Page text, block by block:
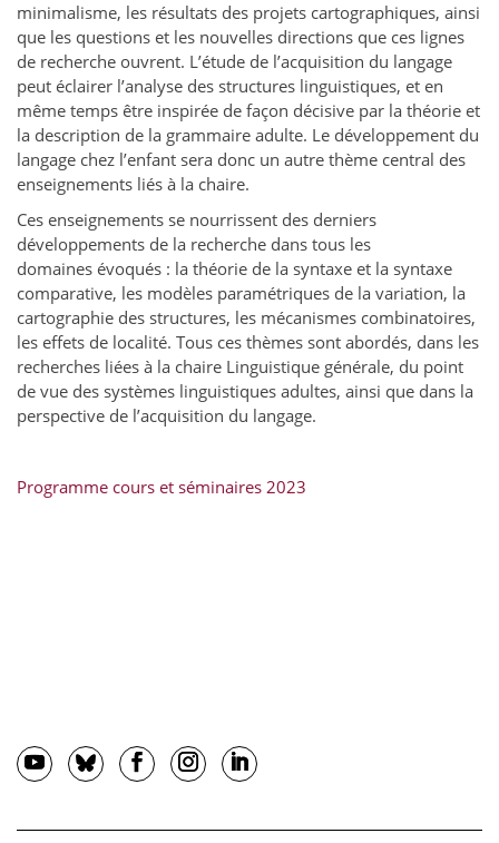
minimalisme, les résultats des projets cartographiques, ainsi
que les questions et les nouvelles directions que ces lignes
de recherche ouvrent. L’étude de l’acquisition du langage
peut éclairer l’analyse des structures linguistiques, et en
même temps être inspirée de façon décisive par la théorie et
la description de la grammaire adulte. Le développement du
langage chez l’enfant sera donc un autre thème central des
enseignements liés à la chaire.
Ces enseignements se nourrissent des derniers
développements de la recherche dans tous les
domaines évoqués : la théorie de la syntaxe et la syntaxe
comparative, les modèles paramétriques de la variation, la
cartographie des structures, les mécanismes combinatoires,
les effets de localité. Tous ces thèmes sont abordés, dans les
recherches liées à la chaire Linguistique générale, du point
de vue des systèmes linguistiques adultes, ainsi que dans la
perspective de l’acquisition du langage.
Programme cours et séminaires 2023